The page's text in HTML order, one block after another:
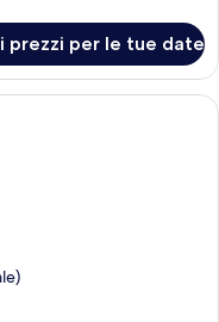
prezzi per le tue date
d'hotel moderna con una